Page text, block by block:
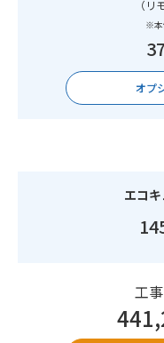
（リ
※本
オプ
エコ
工